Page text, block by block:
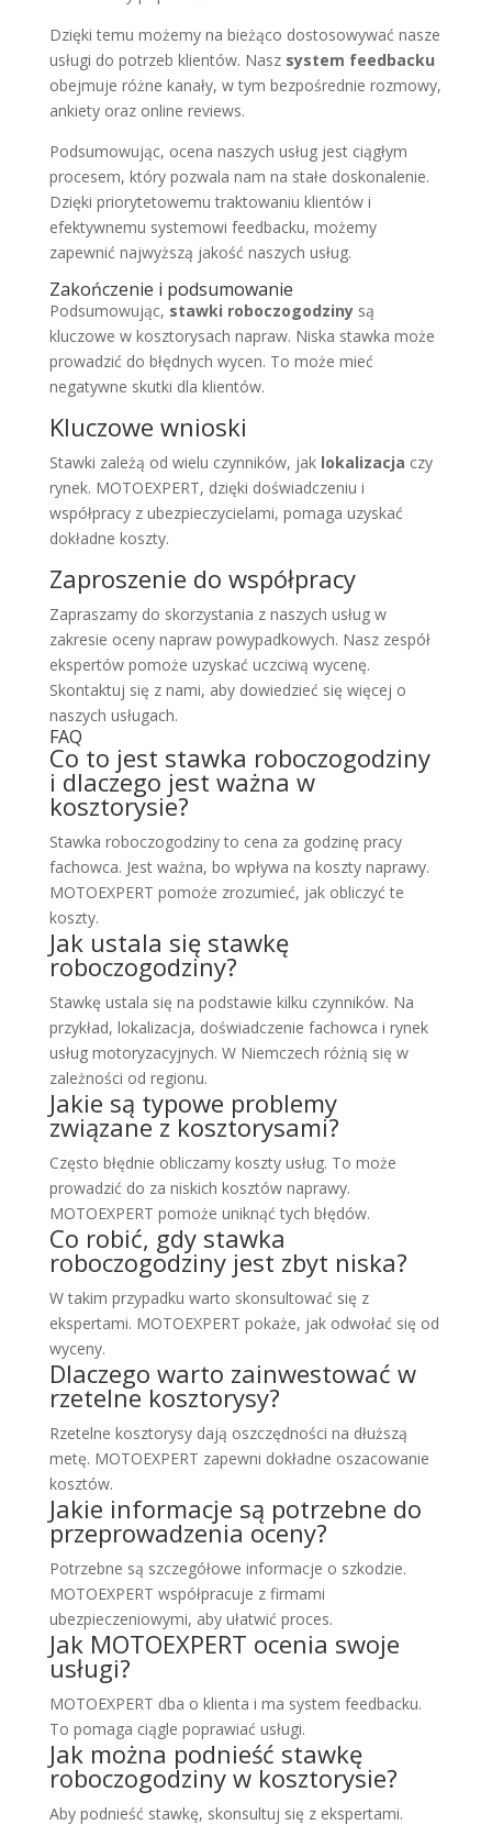
Dzięki temu możemy na bieżąco dostosowywać nasze
usługi do potrzeb klientów. Nasz system feedbacku
obejmuje różne kanały, w tym bezpośrednie rozmowy,
ankiety oraz online reviews.
Podsumowując, ocena naszych usług jest ciągłym
procesem, który pozwala nam na stałe doskonalenie.
Dzięki priorytetowemu traktowaniu klientów i
efektywnemu systemowi feedbacku, możemy
zapewnić najwyższą jakość naszych usług.
Zakończenie i podsumowanie
Podsumowując, stawki roboczogodzinysą
kluczowe w kosztorysach napraw. Niska stawka może
prowadzić do błędnych wycen. To może mieć
negatywne skutki dla klientów.
Kluczowe wnioski
Stawki zależą od wielu czynników, jak lokalizacja czy
rynek. MOTOEXPERT, dzięki doświadczeniu i
współpracy z ubezpieczycielami, pomaga uzyskać
dokładne koszty.
Zaproszenie do współpracy
Zapraszamy do skorzystania z naszych usług w
zakresie oceny napraw powypadkowych. Nasz zespół
ekspertów pomoże uzyskać uczciwą wycenę.
Skontaktuj się z nami, aby dowiedzieć się więcej o
naszych usługach.
FAQ
Co to jest stawka roboczogodziny
i dlaczego jest ważna w
kosztorysie?
Stawka roboczogodziny to cena za godzinę pracy
fachowca. Jest ważna, bo wpływa na koszty naprawy.
MOTOEXPERT pomoże zrozumieć, jak obliczyć te
koszty.
Jak ustala się stawkę
roboczogodziny?
Stawkę ustala się na podstawie kilku czynników. Na
przykład, lokalizacja, doświadczenie fachowca i rynek
usług motoryzacyjnych. W Niemczech różnią się w
zależności od regionu.
Jakie są typowe problemy
związane z kosztorysami?
Często błędnie obliczamy koszty usług. To może
prowadzić do za niskich kosztów naprawy.
MOTOEXPERT pomoże uniknąć tych błędów.
Co robić, gdy stawka
roboczogodziny jest zbyt niska?
W takim przypadku warto skonsultować się z
ekspertami. MOTOEXPERT pokaże, jak odwołać się od
wyceny.
Dlaczego warto zainwestować w
rzetelne kosztorysy?
Rzetelne kosztorysy dają oszczędności na dłuższą
metę. MOTOEXPERT zapewni dokładne oszacowanie
kosztów.
Jakie informacje są potrzebne do
przeprowadzenia oceny?
Potrzebne są szczegółowe informacje o szkodzie.
MOTOEXPERT współpracuje z firmami
ubezpieczeniowymi, aby ułatwić proces.
Jak MOTOEXPERT ocenia swoje
usługi?
MOTOEXPERT dba o klienta i ma system feedbacku.
To pomaga ciągle poprawiać usługi.
Jak można podnieść stawkę
roboczogodziny w kosztorysie?
Aby podnieść stawkę, skonsultuj się z ekspertami.